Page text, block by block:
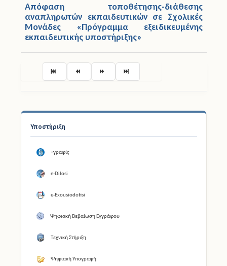
Υποστήριξη
+γραφίς
e-Dilosi
e-Exousiodotisi
Ψηφιακή Βεβαίωση Εγγράφου
Τεχνική Στήριξη
Ψηφιακή Υπογραφή
Απόφαση τοποθέτησης-διάθεσης
αναπληρωτών εκπαιδευτικών σε Σχολικές
Μονάδες «Πρόγραμμα εξειδικευμένης
εκπαιδευτικής υποστήριξης»